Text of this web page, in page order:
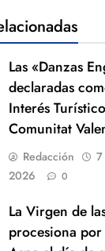
Las «Danzas
declaradas
Interés
Comunitat
Redacción
7
2026
0
La Virgen de
procesiona por